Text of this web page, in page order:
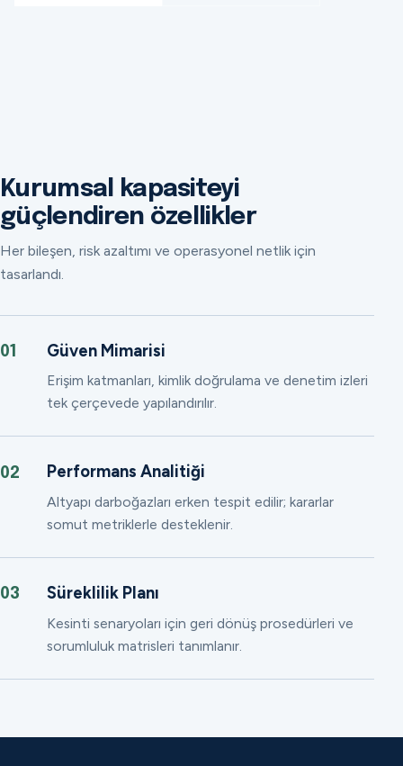
Kurumsal kapasiteyi
güçlendiren özellikler
Her bileşen, risk azaltımı ve operasyonel netlik için
tasarlandı.
01 Güven Mimarisi
Erişim katmanları, kimlik doğrulama ve denetim izleri
tek çerçevede yapılandırılır.
02 Performans Analitiği
Altyapı darboğazları erken tespit edilir; kararlar
somut metriklerle desteklenir.
03 Süreklilik Planı
Kesinti senaryoları için geri dönüş prosedürleri ve
sorumluluk matrisleri tanımlanır.